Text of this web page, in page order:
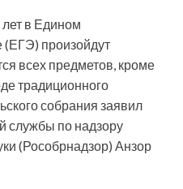
в Едином
(ЕГЭ) произойдут
всех предметов, кроме
традиционного
собрания заявил
службы по надзору
(Рособрнадзор) Анзор